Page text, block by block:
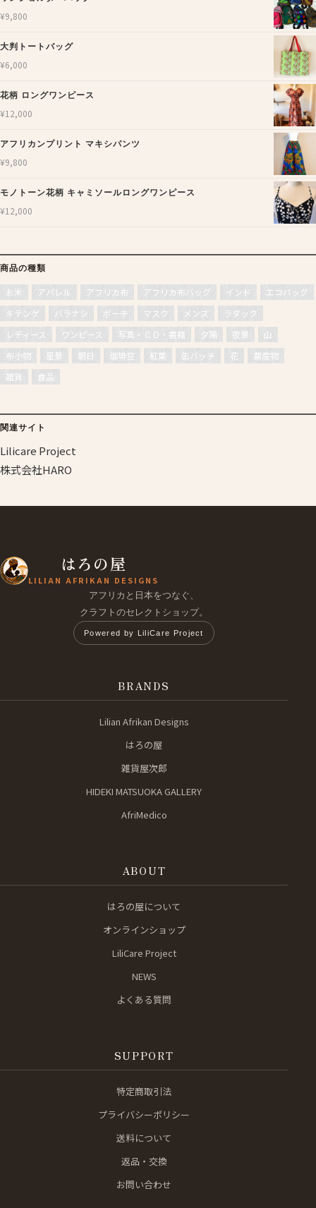
¥9,800
大判トートバッグ
¥6,000
花柄 ロングワンピース
¥12,000
アフリカンプリント マキシパンツ
¥9,800
モノトーン花柄 キャミソールロングワンピース
¥12,000
商品の種類
お米 アパレル アフリカ布 アフリカ布バッグ インド
エコバッグ
キテンゲ
バラナシ ポーチ マスク メンズ
ラダック
レディース
ワンピース 写真・ＣＤ・書籍 夕陽 夜景
山
布小物
星景 朝日 珈琲豆 紅葉 缶バッチ 花
農産物
雑貨
食品
関連サイト
Lilicare Project
株式会社HARO
はろの屋
LILIAN AFRIKAN DESIGNS
アフリカと日本をつなぐ、
クラフトのセレクトショップ。
Powered by LiliCare Project
BRANDS
Lilian Afrikan Designs
はろの屋
雑貨屋次郎
HIDEKI MATSUOKA GALLERY
AfriMedico
ABOUT
はろの屋について
オンラインショップ
LiliCare Project
NEWS
よくある質問
SUPPORT
特定商取引法
プライバシーポリシー
送料について
返品・交換
お問い合わせ